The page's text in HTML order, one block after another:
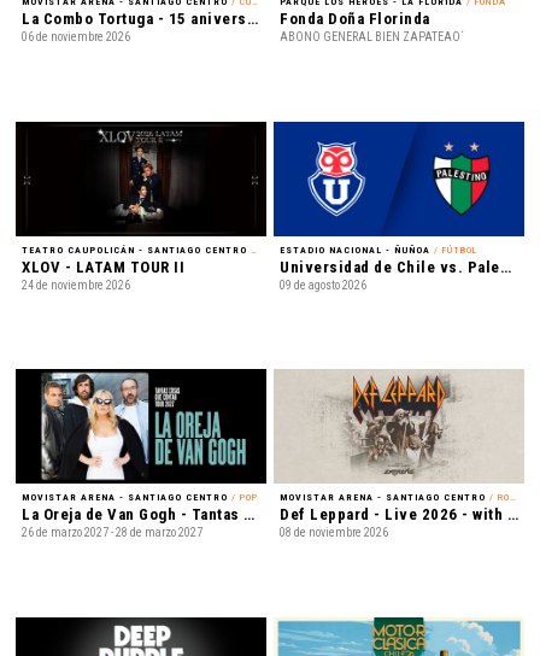
La Combo Tortuga - 15 aniversario
06 de noviembre 2026
Fonda Doña Florinda
ABONO GENERAL BIEN ZAPATEAO´
TEATRO CAUPOLICÁN - SANTIAGO CENTRO
XLOV - LATAM TOUR II
24 de noviembre 2026
ESTADIO NACIONAL - ÑUÑOA / FÚTBOL
Universidad de Chile vs. Palestino - Liga de Primera Mercado Libre - Fecha 18
09 de agosto 2026
MOVISTAR ARENA - SANTIAGO CENTRO / POP
La Oreja de Van Gogh - Tantas cosas que contar Tour 2027
26 de marzo 2027 - 28 de marzo 2027
MOVISTAR ARENA - SANTIAGO CENTRO / ROCK
Def Leppard - Live 2026 - with Special Guest Extreme
08 de noviembre 2026